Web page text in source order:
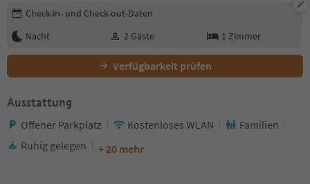
Buchungsdetails bearbeiten
Check-in- und Check-out-Daten
Nacht
2 Gäste 1 Zimmer
Verfügbarkeit prüfen
Ausstattung
Offener Parkplatz Kostenloses WLAN
Familien
Ruhig gelegen
+ 20 mehr